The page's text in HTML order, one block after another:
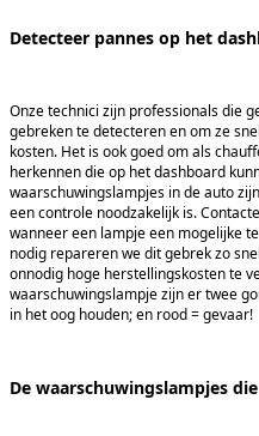
Detecteer pannes op het
Onze technici zijn professionals die
gebreken te detecteren en om ze
kosten. Het is ook goed om als
herkennen die op het dashboard
waarschuwingslampjes in de auto
een controle noodzakelijk is.
wanneer een lampje een mogelijke
nodig repareren we dit gebrek zo
onnodig hoge herstellingskosten te
waarschuwingslampje zijn er twee
in het oog houden; en rood = gevaar!
De waarschuwingslampjes